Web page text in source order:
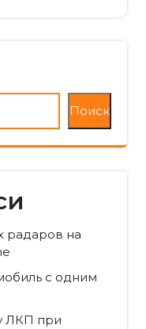
Поиск
радаров на
с одним
ЛКП при